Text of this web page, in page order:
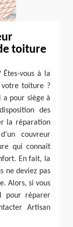
toiture
vous à la
votre toiture ?
a pour siège à
des
la réparation
couvreur
qui connaît
En fait, la
ne deviez pas
Alors, si vous
pour réparer
Artisan